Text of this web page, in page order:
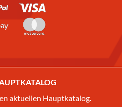
aktuellen Hauptkatalog.